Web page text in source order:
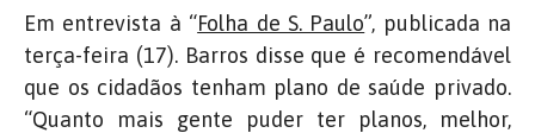
Em entrevista à “Folha de S. Paulo”, publicada na
terça-feira (17). Barros disse que é recomendável
que os cidadãos tenham plano de saúde privado.
“Quanto mais gente puder ter planos, melhor,